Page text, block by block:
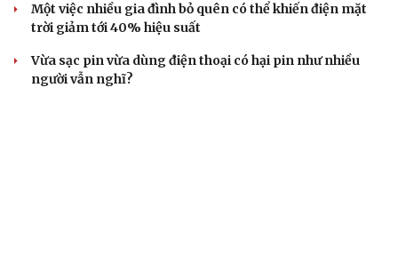
Một việc nhiều gia đình bỏ quên có thể khiến điện mặt
trời giảm tới 40% hiệu suất
Vừa sạc pin vừa dùng điện thoại có hại pin như nhiều
người vẫn nghĩ?